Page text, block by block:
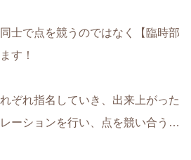
士で点を競うのではなく【臨時部
す！
ぞれ指名していき、出来上がった
ーションを行い、点を競い合う…